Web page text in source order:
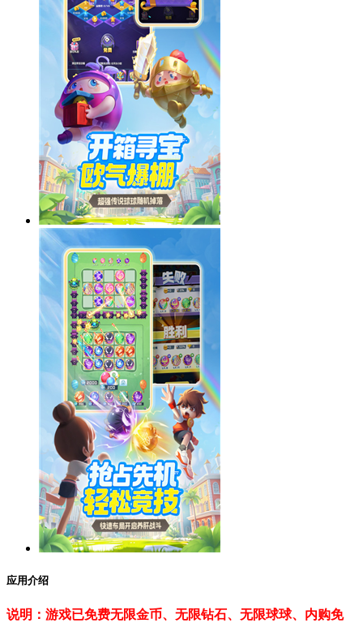
应用介绍
说明：游戏已免费无限金币、无限钻石、无限球球、内购免